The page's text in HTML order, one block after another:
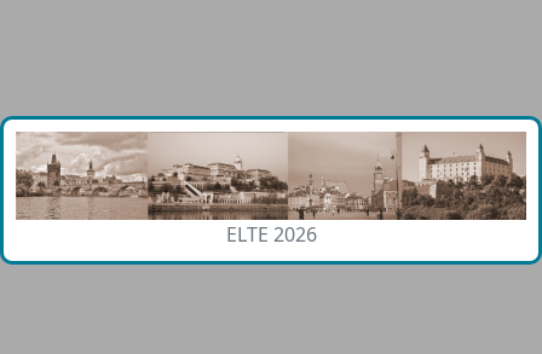
ELTE 2026